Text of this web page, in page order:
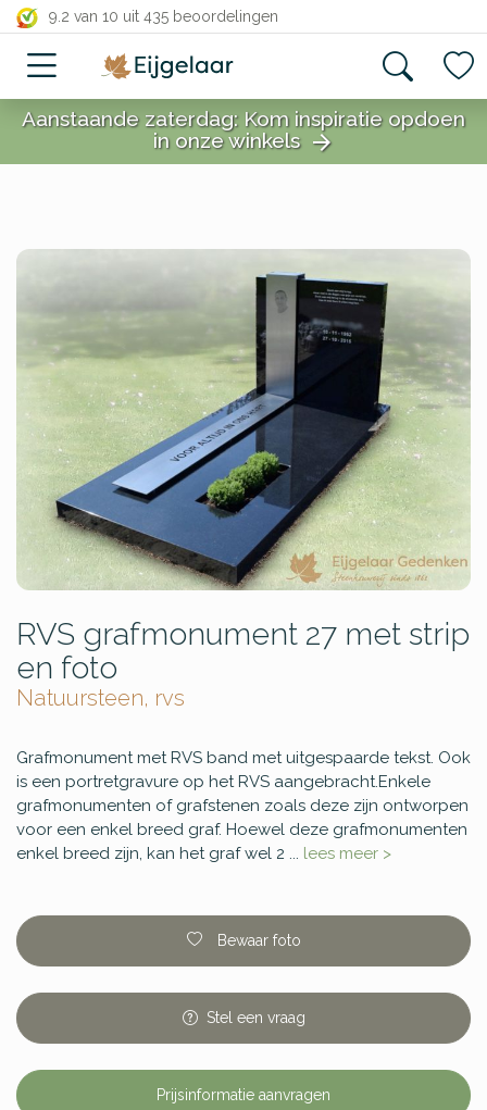
9.2 van 10 uit 435 beoordelingen
close
close
Aanstaande zaterdag: Kom inspiratie opdoen
in onze winkels arrow_forward
RVS grafmonument 27 met strip
en foto
Natuursteen, rvs
Grafmonument met RVS band met uitgespaarde tekst. Ook
is een portretgravure op het RVS aangebracht.Enkele
grafmonumenten of grafstenen zoals deze zijn ontworpen
voor een enkel breed graf. Hoewel deze grafmonumenten
enkel breed zijn, kan het graf wel 2 ... lees meer >
Bewaar foto
Stel een vraag
Prijsinformatie aanvragen